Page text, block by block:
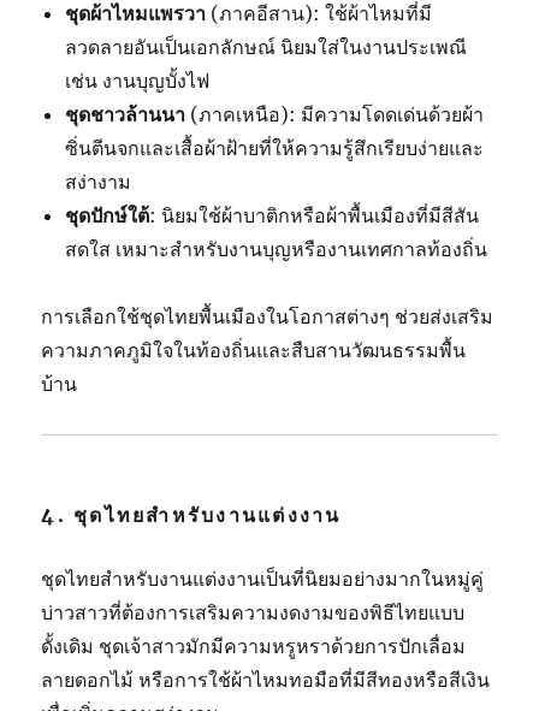
ชุดผ้าไหมแพรวา (ภาคอีสาน): ใช้ผ้าไหมที่มี
ลวดลายอันเป็นเอกลักษณ์ นิยมใส่ในงานประเพณี
เช่น งานบุญบั้งไฟ
ชุดชาวล้านนา (ภาคเหนือ): มีความโดดเด่นด้วยผ้า
ซิ่นตีนจกและเสื้อผ้าฝ้ายที่ให้ความรู้สึกเรียบง่ายและ
สง่างาม
ชุดปักษ์ใต้: นิยมใช้ผ้าบาติกหรือผ้าพื้นเมืองที่มีสีสัน
สดใส เหมาะสำหรับงานบุญหรืองานเทศกาลท้องถิ่น
การเลือกใช้ชุดไทยพื้นเมืองในโอกาสต่างๆ ช่วยส่งเสริม
ความภาคภูมิใจในท้องถิ่นและสืบสานวัฒนธรรมพื้น
บ้าน
4. ชุดไทยสำหรับงานแต่งงาน
ชุดไทยสำหรับงานแต่งงานเป็นที่นิยมอย่างมากในหมู่คู่
บ่าวสาวที่ต้องการเสริมความงดงามของพิธีไทยแบบ
ดั้งเดิม ชุดเจ้าสาวมักมีความหรูหราด้วยการปักเลื่อม
ลายดอกไม้ หรือการใช้ผ้าไหมทอมือที่มีสีทองหรือสีเงิน